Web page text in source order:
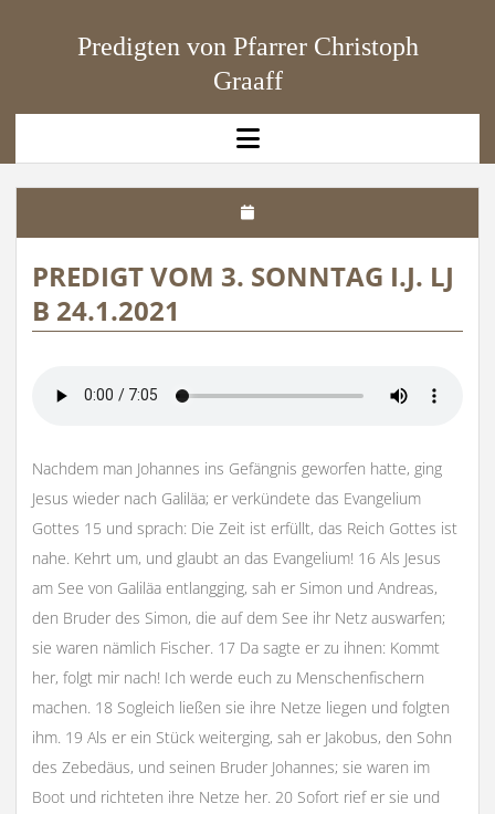
Predigten von Pfarrer Christoph
Graaff
open
menu
PREDIGT VOM 3. SONNTAG I.J. LJ
B 24.1.2021
Nachdem man Johannes ins Gefängnis geworfen hatte, ging
Jesus wieder nach Galiläa; er verkündete das Evangelium
Gottes 15 und sprach: Die Zeit ist erfüllt, das Reich Gottes ist
nahe. Kehrt um, und glaubt an das Evangelium! 16 Als Jesus
am See von Galiläa entlangging, sah er Simon und Andreas,
den Bruder des Simon, die auf dem See ihr Netz auswarfen;
sie waren nämlich Fischer. 17 Da sagte er zu ihnen: Kommt
her, folgt mir nach! Ich werde euch zu Menschenfischern
machen. 18 Sogleich ließen sie ihre Netze liegen und folgten
ihm. 19 Als er ein Stück weiterging, sah er Jakobus, den Sohn
des Zebedäus, und seinen Bruder Johannes; sie waren im
Boot und richteten ihre Netze her. 20 Sofort rief er sie und